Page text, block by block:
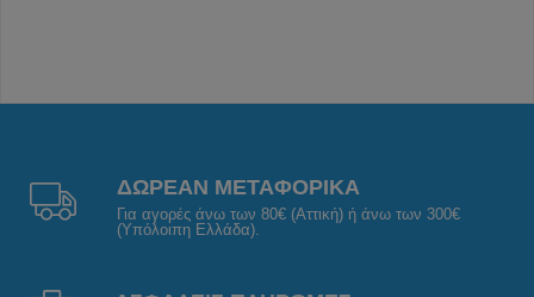
ΔΩΡΕΑΝ ΜΕΤΑΦΟΡΙΚΑ
Για αγορές άνω των 80€ (Αττική) ή άνω των 300€
(Υπόλοιπη Ελλάδα).